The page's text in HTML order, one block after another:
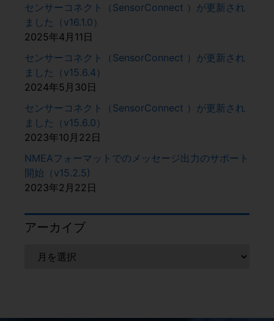
センサーコネクト（SensorConnect ）が更新され
ました（v16.1.0）
2025年4月11日
センサーコネクト（SensorConnect ）が更新され
ました（v15.6.4）
2024年5月30日
センサーコネクト（SensorConnect ）が更新され
ました（v15.6.0）
2023年10月22日
NMEAフォーマットでのメッセージ出力のサポート
開始（v15.2.5)
2023年2月22日
アーカイブ